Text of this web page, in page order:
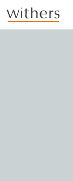
Skip to main content